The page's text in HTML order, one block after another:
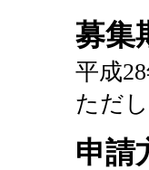
募集
平成
ただ
申請